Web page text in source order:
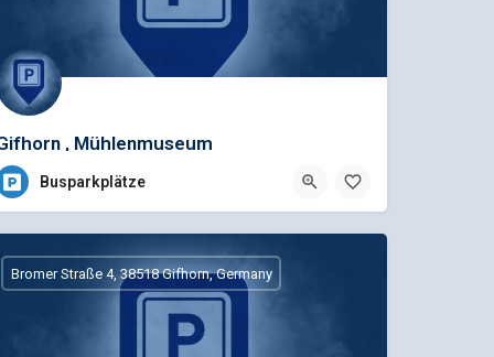
, Mühlenmuseum
Busparkplätze
Bromer Straße 4, 38518 Gifhorn, Germany